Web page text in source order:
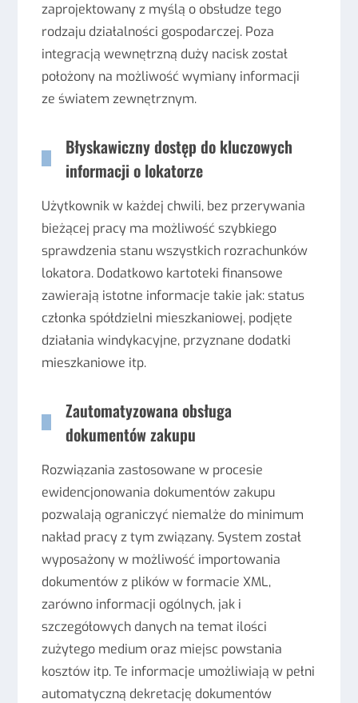
zaprojektowany z myślą o obsłudze tego
rodzaju działalności gospodarczej. Poza
integracją wewnętrzną duży nacisk został
położony na możliwość wymiany informacji
ze światem zewnętrznym.
Błyskawiczny dostęp do kluczowych
informacji o lokatorze
Użytkownik w każdej chwili, bez przerywania
bieżącej pracy ma możliwość szybkiego
sprawdzenia stanu wszystkich rozrachunków
lokatora. Dodatkowo kartoteki finansowe
zawierają istotne informacje takie jak: status
członka spółdzielni mieszkaniowej, podjęte
działania windykacyjne, przyznane dodatki
mieszkaniowe itp.
Zautomatyzowana obsługa
dokumentów zakupu
Rozwiązania zastosowane w procesie
ewidencjonowania dokumentów zakupu
pozwalają ograniczyć niemalże do minimum
nakład pracy z tym związany. System został
wyposażony w możliwość importowania
dokumentów z plików w formacie XML,
zarówno informacji ogólnych, jak i
szczegółowych danych na temat ilości
zużytego medium oraz miejsc powstania
kosztów itp. Te informacje umożliwiają w pełni
automatyczną dekretację dokumentów